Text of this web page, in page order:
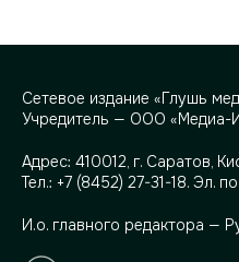
Сетевое издание «Глушь
Учредитель — ООО «Медиа-
Адрес: 410012, г. Саратов,
Тел.: +7 (8452) 27-31-18. Эл.
И.о. главного редактора —